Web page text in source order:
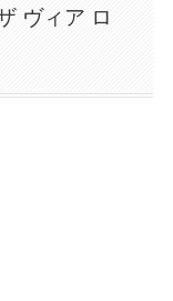
ヴィア ロ